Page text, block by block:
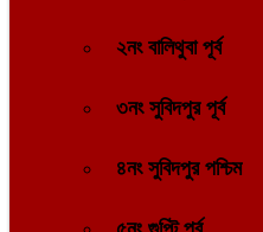
২নং বালিথুবা পূর্ব
৩নং সুবিদপুর পূর্ব
৪নং সুবিদপুর পশ্চিম